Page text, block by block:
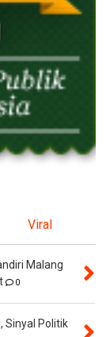
Viral
Malang
0
Sinyal Politik